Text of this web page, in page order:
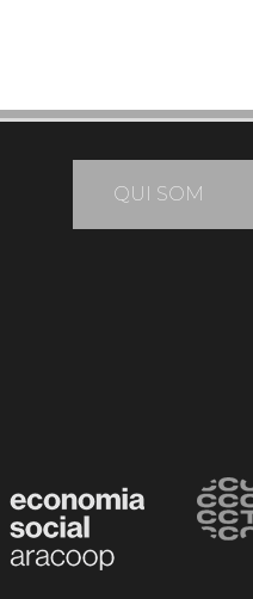
QUI SOM